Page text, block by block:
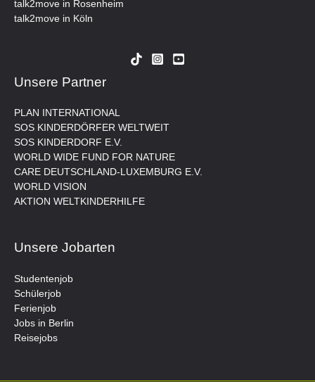
talk2move in Rosenheim
talk2move in Köln
Unsere Partner
PLAN INTERNATIONAL
SOS KINDERDÖRFER WELTWEIT
SOS KINDERDORF E.V.
WORLD WIDE FUND FOR NATURE
CARE DEUTSCHLAND-LUXEMBURG E.V.
WORLD VISION
AKTION WELTKINDERHILFE
Unsere Jobarten
Studentenjob
Schülerjob
Ferienjob
Jobs in Berlin
Reisejobs